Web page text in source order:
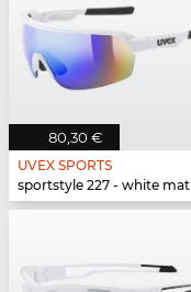
80,30 €
UVEX SPORTS
sportstyle 227 - white mat